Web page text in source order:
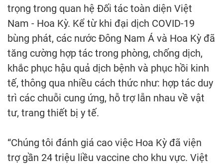
trọng trong quan hệ Đối tác toàn diện Việt
Nam - Hoa Kỳ. Kể từ khi đại dịch COVID-19
bùng phát, các nước Đông Nam Á và Hoa Kỳ đã
tăng cường hợp tác trong phòng, chống dịch,
khắc phục hậu quả dịch bệnh và phục hồi kinh
tế, thông qua nhiều cách thức như: hợp tác duy
trì các chuỗi cung ứng, hỗ trợ lẫn nhau về vật
tư, trang thiết bị y tế.
“Chúng tôi đánh giá cao việc Hoa Kỳ đã viện
trợ gần 24 triệu liều vaccine cho khu vực. Việt